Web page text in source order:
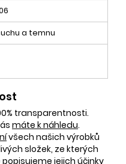
a temnu
transparentnosti.
máte k náhledu.
všech našich výrobků
složek, ze kterých
jejich účinky